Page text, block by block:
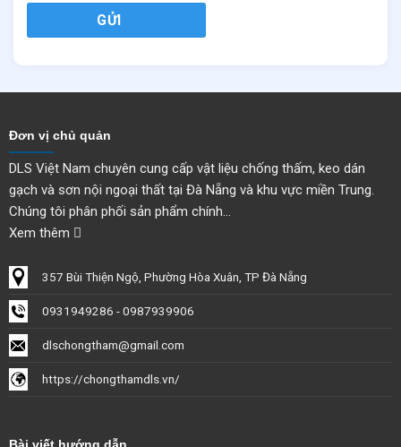
GỬI
Đơn vị chủ quản
DLS Việt Nam chuyên cung cấp vật liệu chống thấm, keo dán
gạch và sơn nội ngoại thất tại Đà Nẵng và khu vực miền Trung.
Chúng tôi phân phối sản phẩm chính...
Xem thêm
357 Bùi Thiện Ngộ, Phường Hòa Xuân, TP Đà Nẵng
0931949286 - 0987939906
dlschongtham@gmail.com
https://chongthamdls.vn/